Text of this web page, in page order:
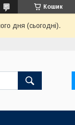
Кошик
дня (сьогодні).